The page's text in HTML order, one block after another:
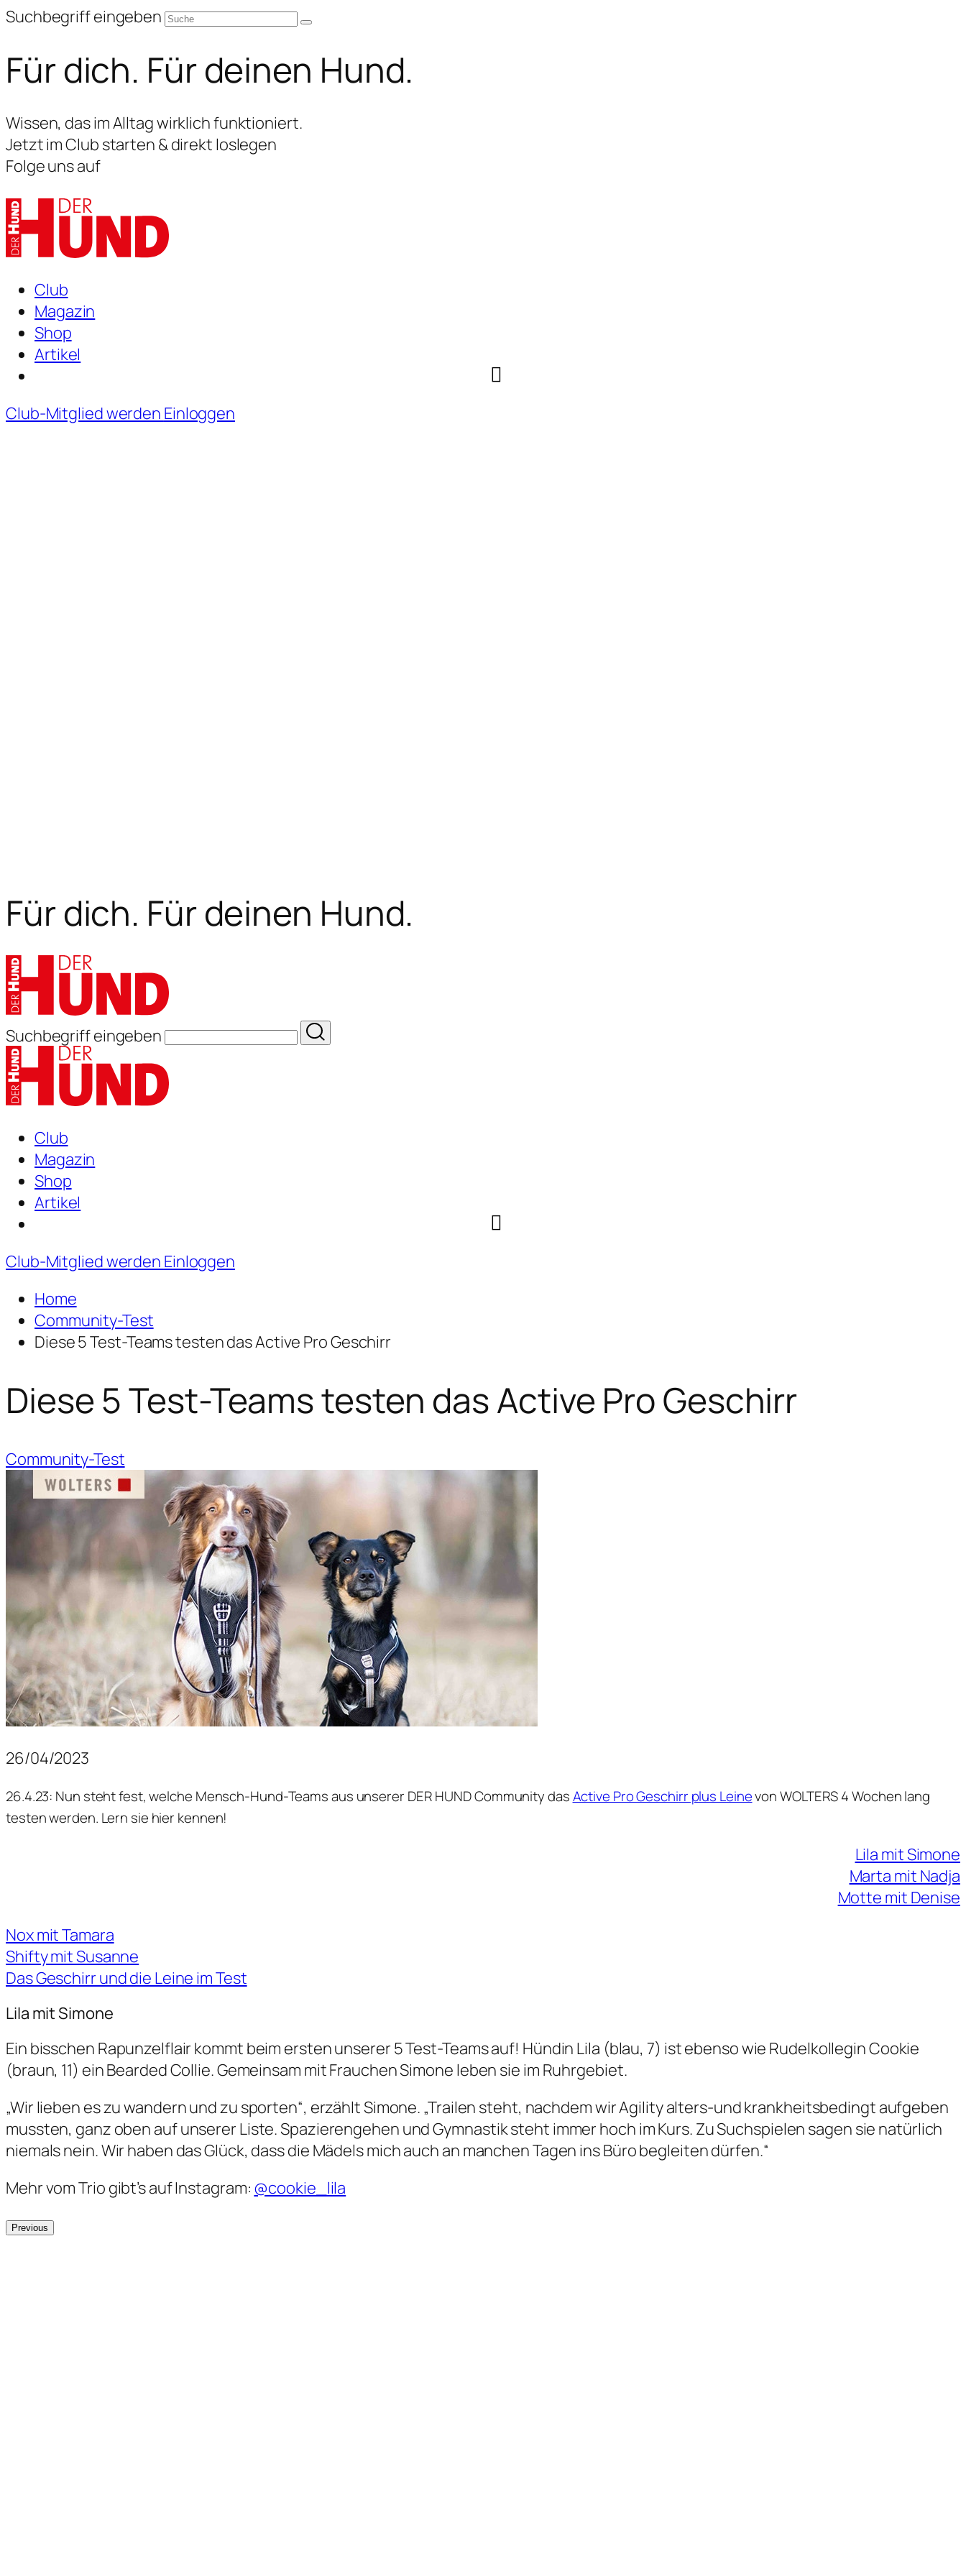
Suchbegriff eingeben
Für dich. Für deinen Hund.
Wissen, das im Alltag wirklich funktioniert.
Jetzt im Club starten & direkt loslegen
Folge uns auf
Club
Magazin
Shop
Artikel
Club-Mitglied werden Einloggen
Für dich. Für deinen Hund.
Suchbegriff eingeben
Club
Magazin
Shop
Artikel
Club-Mitglied werden Einloggen
Home
Community-Test
Diese 5 Test-Teams testen das Active Pro Geschirr
Diese 5 Test-Teams testen das Active Pro Geschirr
Community-Test
26/04/2023
26.4.23: Nun steht fest, welche Mensch-Hund-Teams aus unserer DER HUND Community dasActive Pro Geschirr plus Leinevon WOLTERS 4 Wochen lang
testen werden. Lern sie hier kennen!
Lila mit Simone
Marta mit Nadja
Motte mit Denise
Nox mit Tamara
Shifty mit Susanne
Das Geschirr und die Leine im Test
Lila mit Simone
Ein bisschen Rapunzelflair kommt beim ersten unserer 5 Test-Teams auf! Hündin Lila (blau, 7) ist ebenso wie Rudelkollegin Cookie
(braun, 11) ein Bearded Collie. Gemeinsam mit Frauchen Simone leben sie im Ruhrgebiet.
„Wir lieben es zu wandern und zu sporten“, erzählt Simone. „Trailen steht, nachdem wir Agility alters-und krankheitsbedingt aufgeben
mussten, ganz oben auf unserer Liste. Spazierengehen und Gymnastik steht immer hoch im Kurs. Zu Suchspielen sagen sie natürlich
niemals nein. Wir haben das Glück, dass die Mädels mich auch an manchen Tagen ins Büro begleiten dürfen.“
Mehr vom Trio gibt’s auf Instagram: @cookie_lila
Previous